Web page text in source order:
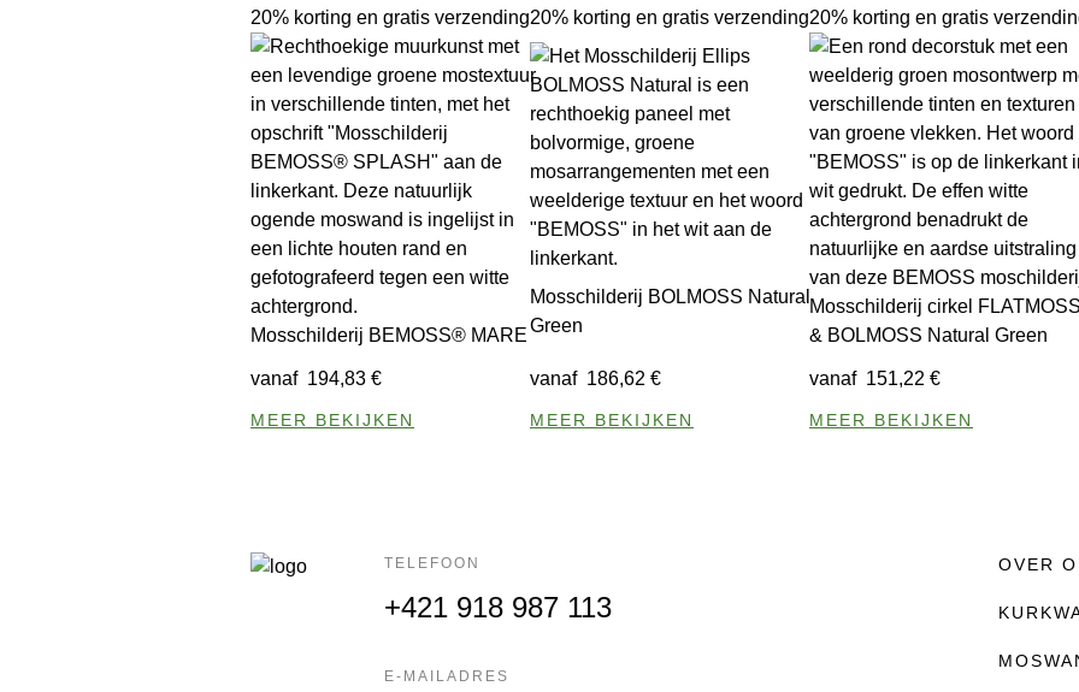
20% korting en gratis verzending
Mosschilderij BEMOSS® MARE
vanaf 194,83 €
MEER BEKIJKEN
20% korting en gratis verzending
Mosschilderij BOLMOSS Natural
Green
vanaf 186,62 €
MEER BEKIJKEN
20% korting en gratis
Mosschilderij cirkel
& BOLMOSS Natural Green
vanaf 151,22 €
MEER BEKIJKEN
TELEFOON
+421 918 987 113
E-MAILADRES
OVER